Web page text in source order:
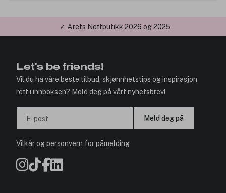
✓ Årets Nettbutikk 2026 og 2025
Let's be friends!
Vil du ha våre beste tilbud, skjønnhetstips og inspirasjon
rett i innboksen? Meld deg på vårt nyhetsbrev!
E-post Meld deg på
Vilkårogpersonvern for påmelding